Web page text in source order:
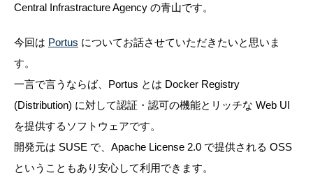
Central Infrastracture Agency の青山です。
今回は Portus についてお話させていただきたいと思いま
す。
一言で言うならば、Portus とは Docker Registry
(Distribution) に対して認証・認可の機能とリッチな Web UI
を提供するソフトウェアです。
開発元は SUSE で、Apache License 2.0 で提供される OSS
ということもあり安心して利用できます。